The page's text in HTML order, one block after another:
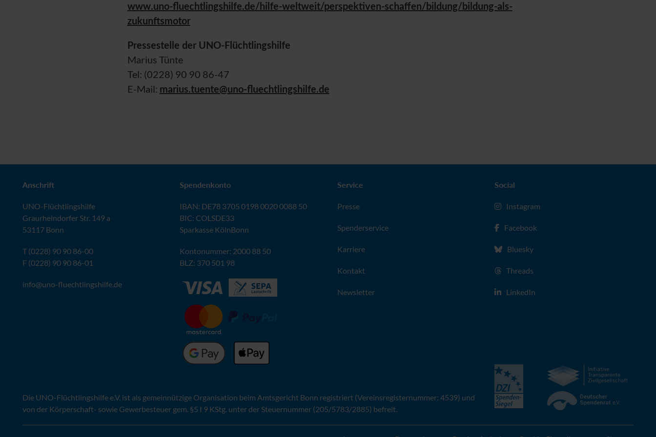
www.uno-fluechtlingshilfe.de/hilfe-weltweit/perspektiven-schaffen/bildung/bildung-als-
zukunftsmotor
Pressestelle der UNO-Flüchtlingshilfe
Marius Tünte
Tel: (0228) 90 90 86-47
E-Mail: marius.tuente@uno-fluechtlingshilfe.de
Anschrift
UNO-Flüchtlingshilfe
Graurheindorfer Str. 149 a
53117 Bonn
T (0228) 90 90 86-00
F (0228) 90 90 86-01
info@uno-fluechtlingshilfe.de
Spendenkonto
IBAN: DE78 3705 0198 0020 0088 50
BIC: COLSDE33
Sparkasse KölnBonn
Kontonummer: 2000 88 50
BLZ: 370 501 98
Service
Presse
Spenderservice
Karriere
Kontakt
Newsletter
Social
Instagram
Facebook
Bluesky
Threads
LinkedIn
Die UNO-Flüchtlingshilfe e.V.ist als gemeinnützige Organisation beim Amtsgericht Bonn registriert (Vereinsregisternummer: 4539) und
von der Körperschaft- sowie Gewerbesteuer gem. §5 I 9 KStg. unter der Steuernummer (205/5783/2885) befreit.